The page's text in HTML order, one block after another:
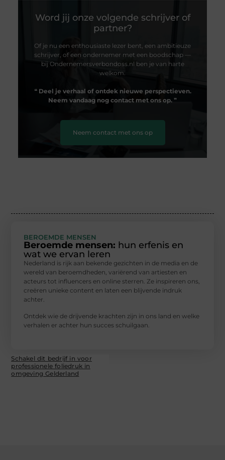
Word jij onze volgende schrijver of
partner?
Of je nu een enthousiaste lezer bent, een ambitieuze
schrijver, of een ondernemer met een boodschap —
bij Ondernemersverbondoss.nl ben je van harte
welkom.
❝ Deel je verhaal of ontdek nieuwe perspectieven.
Neem vandaag nog contact met ons op. ❞
Neem contact met ons op
BEROEMDE MENSEN
Beroemde mensen: hun erfenis en
wat we ervan leren
Nederland is rijk aan bekende gezichten in de media en de
wereld van beroemdheden, variërend van artiesten en
acteurs tot influencers en online sterren. Ze inspireren ons,
creëren unieke content en laten een blijvende indruk
achter.
Ontdek wie de drijvende krachten zijn in ons land en welke
verhalen er achter hun succes schuilgaan.
Schakel dit bedrijf in voor
professionele foliedruk in
omgeving Gelderland